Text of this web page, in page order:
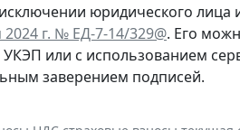
юридического
г. № ЕД-7-14/329@. Его
или с использованием
заверением подписей.